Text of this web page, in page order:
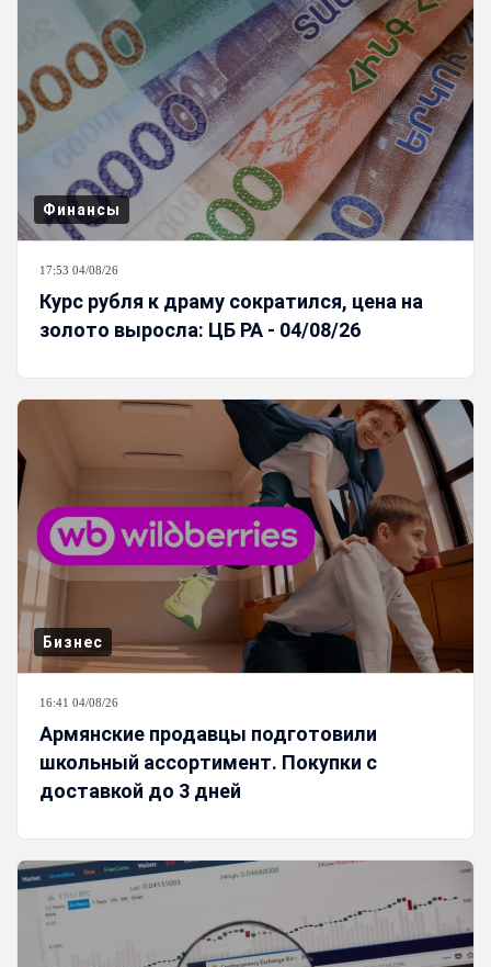
Финансы
17:53 04/08/26
Курс рубля к драму сократился, цена на
золото выросла: ЦБ РА - 04/08/26
Бизнес
16:41 04/08/26
Армянские продавцы подготовили
школьный ассортимент. Покупки с
доставкой до 3 дней